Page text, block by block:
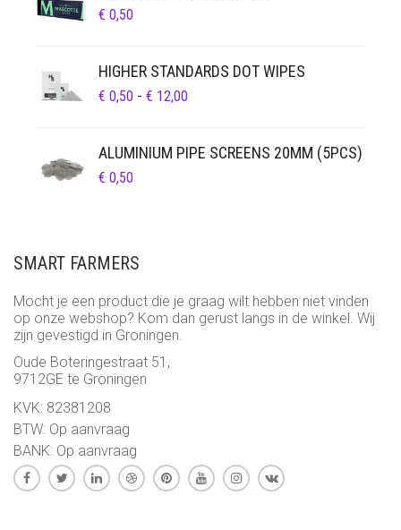
€ 0,50
HIGHER STANDARDS DOT WIPES
€ 0,50 - € 12,00
€ 12,00
ALUMINIUM PIPE SCREENS 20MM (5PCS)
€ 0,50
SMART FARMERS
Mocht je een product die je graag wilt hebben niet vinden
op onze webshop? Kom dan gerust langs in de winkel. Wij
zijn gevestigd in Groningen.
Oude Boteringestraat 51,
9712GE te Groningen
KVK: 82381208
BTW: Op aanvraag
BANK: Op aanvraag